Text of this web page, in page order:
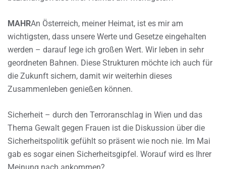
MAHRAn Österreich, meiner Heimat, ist es mir am
wichtigsten, dass unsere Werte und Gesetze eingehalten
werden – darauf lege ich großen Wert. Wir leben in sehr
geordneten Bahnen. Diese Strukturen möchte ich auch für
die Zukunft sichern, damit wir weiterhin dieses
Zusammenleben genießen können.
Sicherheit – durch den Terroranschlag in Wien und das
Thema Gewalt gegen Frauen ist die Diskussion über die
Sicherheitspolitik gefühlt so präsent wie noch nie. Im Mai
gab es sogar einen Sicherheitsgipfel. Worauf wird es Ihrer